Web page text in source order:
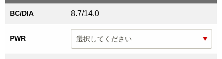
BC/DIA 8.7/14.0
PWR